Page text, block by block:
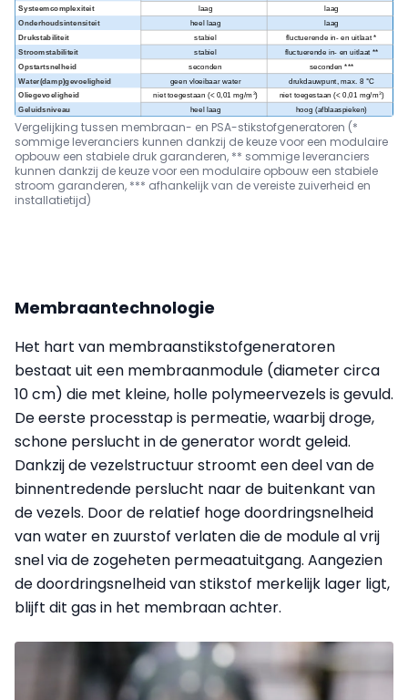
Vergelijking tussen membraan- en PSA-stikstofgeneratoren (*
sommige leveranciers kunnen dankzij de keuze voor een modulaire
opbouw een stabiele druk garanderen, ** sommige leveranciers
kunnen dankzij de keuze voor een modulaire opbouw een stabiele
stroom garanderen, *** afhankelijk van de vereiste zuiverheid en
installatietijd)
Membraantechnologie
Het hart van membraanstikstofgeneratoren
bestaat uit een membraanmodule (diameter circa
10 cm) die met kleine, holle polymeervezels is gevuld.
De eerste processtap is permeatie, waarbij droge,
schone perslucht in de generator wordt geleid.
Dankzij de vezelstructuur stroomt een deel van de
binnentredende perslucht naar de buitenkant van
de vezels. Door de relatief hoge doordringsnelheid
van water en zuurstof verlaten die de module al vrij
snel via de zogeheten permeaatuitgang. Aangezien
de doordringsnelheid van stikstof merkelijk lager ligt,
blijft dit gas in het membraan achter.